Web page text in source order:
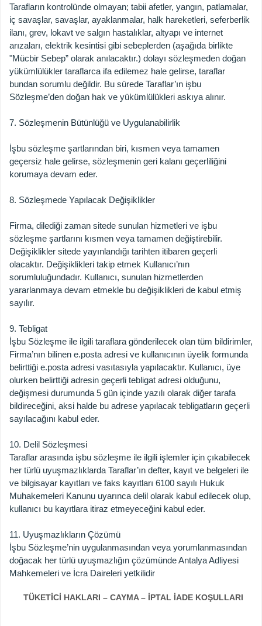
Tarafların kontrolünde olmayan; tabii afetler, yangın, patlamalar,
iç savaşlar, savaşlar, ayaklanmalar, halk hareketleri, seferberlik
ilanı, grev, lokavt ve salgın hastalıklar, altyapı ve internet
arızaları, elektrik kesintisi gibi sebeplerden (aşağıda birlikte
"Mücbir Sebep” olarak anılacaktır.) dolayı sözleşmeden doğan
yükümlülükler taraflarca ifa edilemez hale gelirse, taraflar
bundan sorumlu değildir. Bu sürede Taraflar’ın işbu
Sözleşme’den doğan hak ve yükümlülükleri askıya alınır.
7. Sözleşmenin Bütünlüğü ve Uygulanabilirlik
İşbu sözleşme şartlarından biri, kısmen veya tamamen
geçersiz hale gelirse, sözleşmenin geri kalanı geçerliliğini
korumaya devam eder.
8. Sözleşmede Yapılacak Değişiklikler
Firma, dilediği zaman sitede sunulan hizmetleri ve işbu
sözleşme şartlarını kısmen veya tamamen değiştirebilir.
Değişiklikler sitede yayınlandığı tarihten itibaren geçerli
olacaktır. Değişiklikleri takip etmek Kullanıcı’nın
sorumluluğundadır. Kullanıcı, sunulan hizmetlerden
yararlanmaya devam etmekle bu değişiklikleri de kabul etmiş
sayılır.
9. Tebligat
İşbu Sözleşme ile ilgili taraflara gönderilecek olan tüm bildirimler,
Firma’nın bilinen e.posta adresi ve kullanıcının üyelik formunda
belirttiği e.posta adresi vasıtasıyla yapılacaktır. Kullanıcı, üye
olurken belirttiği adresin geçerli tebligat adresi olduğunu,
değişmesi durumunda 5 gün içinde yazılı olarak diğer tarafa
bildireceğini, aksi halde bu adrese yapılacak tebligatların geçerli
sayılacağını kabul eder.
10. Delil Sözleşmesi
Taraflar arasında işbu sözleşme ile ilgili işlemler için çıkabilecek
her türlü uyuşmazlıklarda Taraflar’ın defter, kayıt ve belgeleri ile
ve bilgisayar kayıtları ve faks kayıtları 6100 sayılı Hukuk
Muhakemeleri Kanunu uyarınca delil olarak kabul edilecek olup,
kullanıcı bu kayıtlara itiraz etmeyeceğini kabul eder.
11. Uyuşmazlıkların Çözümü
İşbu Sözleşme’nin uygulanmasından veya yorumlanmasından
doğacak her türlü uyuşmazlığın çözümünde Antalya Adliyesi
Mahkemeleri ve İcra Daireleri yetkilidir
TÜKETİCİ HAKLARI – CAYMA – İPTAL İADE KOŞULLARI